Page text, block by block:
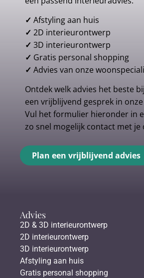
✓ Afstyling aan huis
✓ 2D interieurontwerp
✓ 3D interieurontwerp
✓ Gratis personal shopping
✓ Advies van onze
Ontdek welk advies het beste
een vrijblijvend gesprek in
Vul het formulier hieronder in
zo snel mogelijk contact met je
Plan een vrijblijvend advies
Advies
2D & 3D interieurontwerp
2D interieurontwerp
3D interieurontwerp
Afstyling aan huis
Gratis personal shopping